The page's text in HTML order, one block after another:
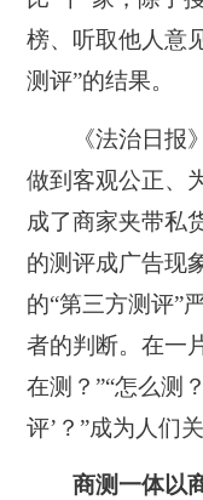
榜、听取他人意
测评”的结果。
《法治日报》
做到客观公正、
成了商家夹带私
的测评成广告现
的“第三方测评”
者的判断。在一
在测？”“怎么测
评’？”成为人们
商测一体以商